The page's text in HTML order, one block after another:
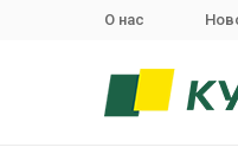
О нас